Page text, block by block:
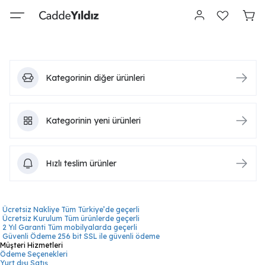
Kategorinin diğer ürünleri
Kategorinin yeni ürünleri
Hızlı teslim ürünler
Ücretsiz Nakliye Tüm Türkiye’de geçerli
Ücretsiz Kurulum Tüm ürünlerde geçerli
2 Yıl Garanti Tüm mobilyalarda geçerli
Güvenli Ödeme 256 bit SSL ile güvenli ödeme
Müşteri Hizmetleri
Ödeme Seçenekleri
Yurt dışı Satış